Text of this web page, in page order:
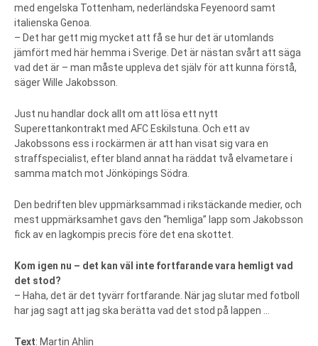
med engelska Tottenham, nederländska Feyenoord samt
italienska Genoa.
– Det har gett mig mycket att få se hur det är utomlands
jämfört med här hemma i Sverige. Det är nästan svårt att säga
vad det är – man måste uppleva det själv för att kunna förstå,
säger Wille Jakobsson.
Just nu handlar dock allt om att lösa ett nytt
Superettankontrakt med AFC Eskilstuna. Och ett av
Jakobssons ess i rockärmen är att han visat sig vara en
straffspecialist, efter bland annat ha räddat två elvametare i
samma match mot Jönköpings Södra.
Den bedriften blev uppmärksammad i rikstäckande medier, och
mest uppmärksamhet gavs den “hemliga” lapp som Jakobsson
fick av en lagkompis precis före det ena skottet.
Kom igen nu – det kan väl inte fortfarande vara hemligt vad
det stod?
– Haha, det är det tyvärr fortfarande. När jag slutar med fotboll
har jag sagt att jag ska berätta vad det stod på lappen …
Text: Martin Ahlin